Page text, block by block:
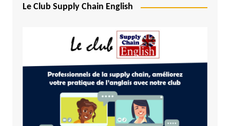
Le Club Supply Chain English